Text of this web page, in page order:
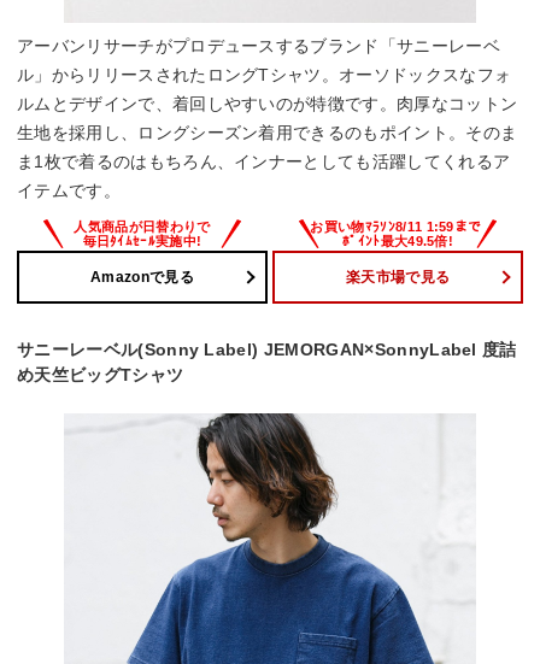
アーバンリサーチがプロデュースするブランド「サニーレーベ
ル」からリリースされたロングTシャツ。オーソドックスなフォ
ルムとデザインで、着回しやすいのが特徴です。肉厚なコットン
生地を採用し、ロングシーズン着用できるのもポイント。そのま
ま1枚で着るのはもちろん、インナーとしても活躍してくれるア
イテムです。
Amazonで見る 楽天市場で見る
サニーレーベル(Sonny Label) JEMORGAN×SonnyLabel 度詰
め天竺ビッグTシャツ